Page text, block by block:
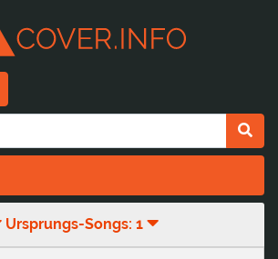
Ursprungs-Songs: 1